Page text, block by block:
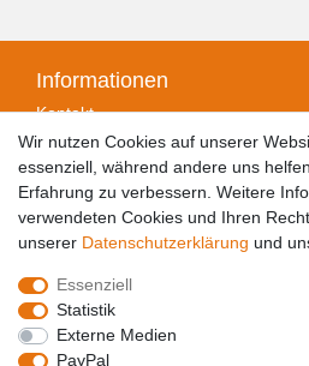
Informationen
Kontakt
Zahlungsarten
Versandarten & -kosten
Widerrufsrecht
Widerrufsformular
Datenschutzerklärung
AGB
Barrierefreiheitserklärung
Wir nutzen Cookies auf unserer
essenziell, während andere uns
Erfahrung zu verbessern. Weitere
verwendeten Cookies und Ihren
unserer Daten­schutz­erklärung und
Essenziell
Statistik
Externe Medien
PayPal